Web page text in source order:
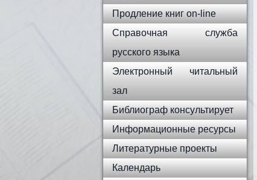
Продление книг on-line
Справочная служба
русского языка
Электронный читальный
зал
Библиограф консультирует
Информационные ресурсы
Литературные проекты
Календарь